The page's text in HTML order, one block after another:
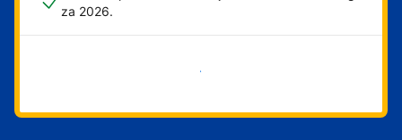
za 2026.
Započni odmah